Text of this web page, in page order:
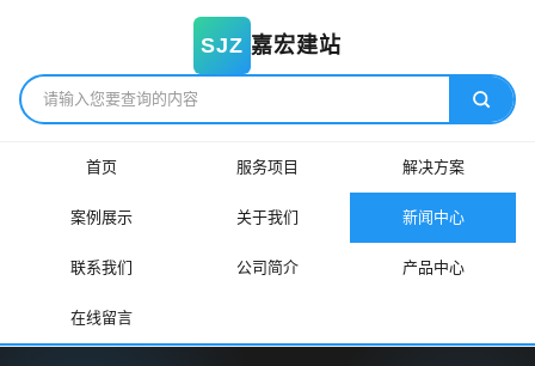
SJZ 嘉宏建站
首页 服务项目 解决方案
案例展示 关于我们 新闻中心
联系我们 公司简介 产品中心
在线留言